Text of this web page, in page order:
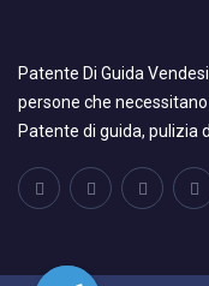
Patente Di Guida
persone che
Patente di guida, pulizia